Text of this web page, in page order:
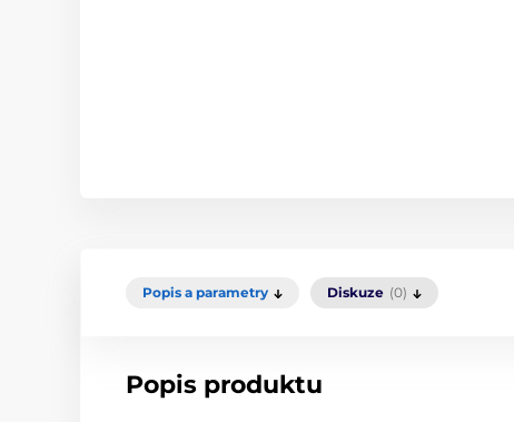
Popis a parametry Diskuze (0)
Popis produktu